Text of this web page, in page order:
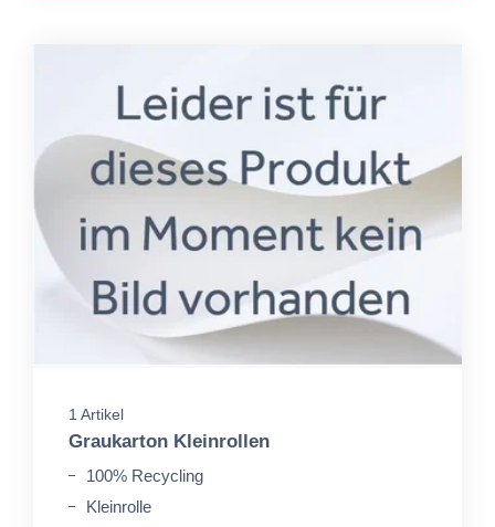
1 Artikel
Graukarton Kleinrollen
100% Recycling
Kleinrolle